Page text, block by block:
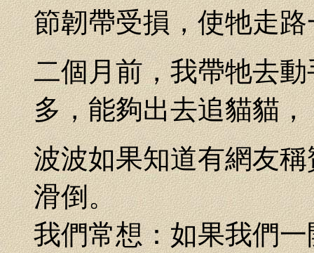
節韌帶受損，使牠走
二個月前，我帶牠去
多，能夠出去追貓貓
波波如果知道有網友
滑倒。
我們常想：如果我們